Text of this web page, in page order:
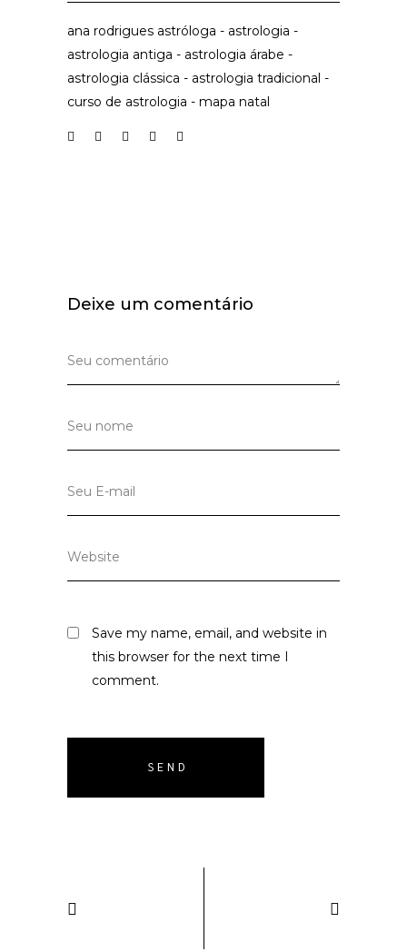
ana rodrigues astróloga - astrologia -
astrologia antiga - astrologia árabe -
astrologia clássica - astrologia tradicional -
curso de astrologia - mapa natal
Deixe um comentário
Save my name, email, and website in
this browser for the next time I
comment.
SEND